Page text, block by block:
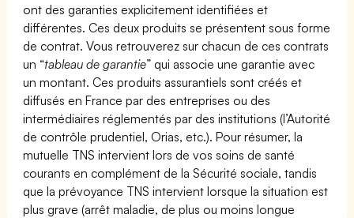
ont des garanties explicitement identifiées et
différentes. Ces deux produits se présentent sous forme
de contrat. Vous retrouverez sur chacun de ces contrats
un “tableau de garantie” qui associe une garantie avec
un montant. Ces produits assurantiels sont créés et
diffusés en France par des entreprises ou des
intermédiaires réglementés par des institutions (l’Autorité
de contrôle prudentiel, Orias, etc.). Pour résumer, la
mutuelle TNS intervient lors de vos soins de santé
courants en complément de la Sécurité sociale, tandis
que la prévoyance TNS intervient lorsque la situation est
plus grave (arrêt maladie, de plus ou moins longue